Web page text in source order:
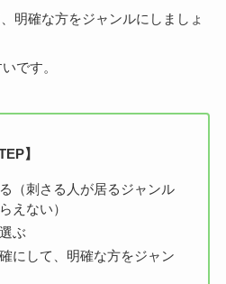
明確な方をジャンルにしましょ
です。
】
（刺さる人が居るジャンル
えない）
ぶ
にして、明確な方をジャン